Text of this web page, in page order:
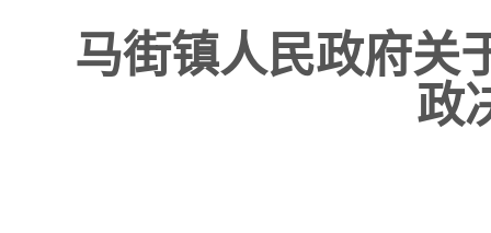
马街镇人民政府关
政